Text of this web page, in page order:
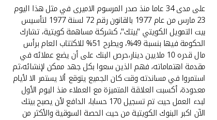
خدمات ما بعد البيع
اتصل بنا
مواقع الفروع وأجهزة الصرف الآلي
ألمانيا
على مدى 34 عاما منذ صدر المرسوم الاميرى في مثل هذا اليوم
23 مارس من عام 1977 بالقانون رقم 72 لسنة 1977 لتأسيس
بيت التمويل الكويتي "بيتك"، كشركة مساهمة كويتية، تشارك
الحكومة فيها بنسبة 49%، ويطرح 51% للاكتتاب العام برأس
مال قدره 10 ملايين دينار،حرص البنك على أن يضع عملائه في
مقدمة اهتماماته، فهم الذين سعوا بكل جهد ممكن لإنشائه،ثم
استمروا في مساندته وقت كان الجميع يتوقع ألا يستمر الا لأيام
معدودة، أكسبت العلاقة المتميزة مع العملاء منذ اليوم الأول
لبدء العمل حيث تم تسجيل 170 حسابا، الدافع لأن يصبح بيتك
الآن اكبر البنوك الكويتية من حيث الحصة السوقية والأكثر من